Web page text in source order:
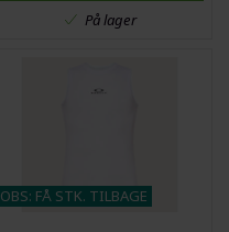
På lager
OBS: FÅ STK. TILBAGE